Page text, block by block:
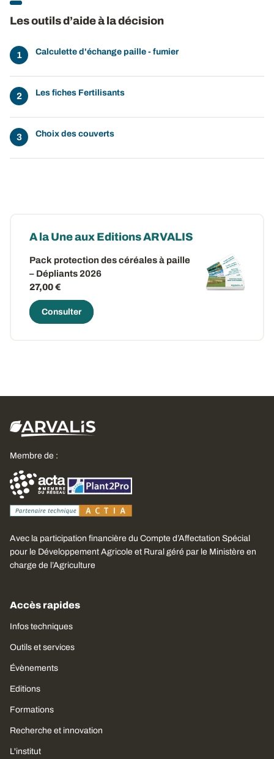
Les outils d’aide à la décision
Calculette d'échange paille - fumier
Les fiches Fertilisants
Choix des couverts
A la Une aux Editions ARVALIS
Pack protection des céréales à paille
– Dépliants 2026
27,00 €
Consulter
Membre de :
Avec la participation financière du Compte d’Affectation Spécial
pour le Développement Agricole et Rural géré par le Ministère en
charge de l’Agriculture
Accès rapides
Infos techniques
Outils et services
Évènements
Editions
Formations
Recherche et innovation
L'institut